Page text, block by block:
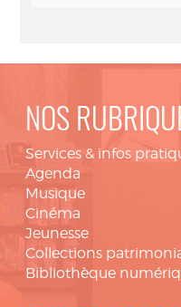
NOS
Services & infos
Agenda
Musique
Cinéma
Jeunesse
Collections
Bibliothèque